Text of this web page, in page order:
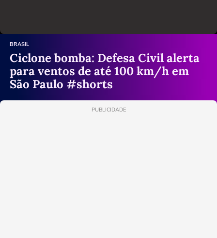
BRASIL
Ciclone bomba: Defesa Civil alerta
para ventos de até 100 km/h em
São Paulo #shorts
PUBLICIDADE